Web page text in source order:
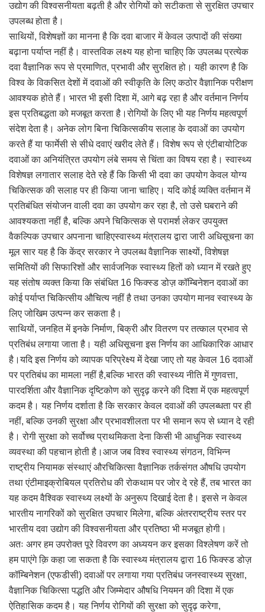
उद्योग की विश्वसनीयता बढ़ती है और रोगियों को सटीकता से सुरक्षित उपचार
उपलब्ध होता है।
साथियों, विशेषज्ञों का मानना है कि दवा बाजार में केवल उत्पादों की संख्या
बढ़ाना पर्याप्त नहीं है। वास्तविक लक्ष्य यह होना चाहिए कि उपलब्ध प्रत्येक
दवा वैज्ञानिक रूप से प्रमाणित, प्रभावी और सुरक्षित हो। यही कारण है कि
विश्व के विकसित देशों में दवाओं की स्वीकृति के लिए कठोर वैज्ञानिक परीक्षण
आवश्यक होते हैं। भारत भी इसी दिशा में, आगे बढ़ रहा है और वर्तमान निर्णय
इस प्रतिबद्धता को मजबूत करता है।रोगियों के लिए भी यह निर्णय महत्वपूर्ण
संदेश देता है। अनेक लोग बिना चिकित्सकीय सलाह के दवाओं का उपयोग
करते हैं या फार्मेसी से सीधे दवाएं खरीद लेते हैं। विशेष रूप से एंटीबायोटिक
दवाओं का अनियंत्रित उपयोग लंबे समय से चिंता का विषय रहा है। स्वास्थ्य
विशेषज्ञ लगातार सलाह देते रहे हैं कि किसी भी दवा का उपयोग केवल योग्य
चिकित्सक की सलाह पर ही किया जाना चाहिए। यदि कोई व्यक्ति वर्तमान में
प्रतिबंधित संयोजन वाली दवा का उपयोग कर रहा है, तो उसे घबराने की
आवश्यकता नहीं है, बल्कि अपने चिकित्सक से परामर्श लेकर उपयुक्त
वैकल्पिक उपचार अपनाना चाहिएस्वास्थ्य मंत्रालय द्वारा जारी अधिसूचना का
मूल सार यह है कि केंद्र सरकार ने उपलब्ध वैज्ञानिक साक्ष्यों, विशेषज्ञ
समितियों की सिफारिशों और सार्वजनिक स्वास्थ्य हितों को ध्यान में रखते हुए
यह संतोष व्यक्त किया कि संबंधित 16 फिक्स्ड डोज़ कॉम्बिनेशन दवाओं का
कोई पर्याप्त चिकित्सीय औचित्य नहीं है तथा उनका उपयोग मानव स्वास्थ्य के
लिए जोखिम उत्पन्न कर सकता है।
साथियों, जनहित में इनके निर्माण, बिक्री और वितरण पर तत्काल प्रभाव से
प्रतिबंध लगाया जाता है। यही अधिसूचना इस निर्णय का आधिकारिक आधार
है।यदि इस निर्णय को व्यापक परिप्रेक्ष्य में देखा जाए तो यह केवल 16 दवाओं
पर प्रतिबंध का मामला नहीं है,बल्कि भारत की स्वास्थ्य नीति में गुणवत्ता,
पारदर्शिता और वैज्ञानिक दृष्टिकोण को सुदृढ़ करने की दिशा में एक महत्वपूर्ण
कदम है। यह निर्णय दर्शाता है कि सरकार केवल दवाओं की उपलब्धता पर ही
नहीं, बल्कि उनकी सुरक्षा और प्रभावशीलता पर भी समान रूप से ध्यान दे रही
है। रोगी सुरक्षा को सर्वोच्च प्राथमिकता देना किसी भी आधुनिक स्वास्थ्य
व्यवस्था की पहचान होती है।आज जब विश्व स्वास्थ्य संगठन, विभिन्न
राष्ट्रीय नियामक संस्थाएं औरचिकित्सा वैज्ञानिक तर्कसंगत औषधि उपयोग
तथा एंटीमाइक्रोबियल प्रतिरोध की रोकथाम पर जोर दे रहे हैं, तब भारत का
यह कदम वैश्विक स्वास्थ्य लक्ष्यों के अनुरूप दिखाई देता है। इससे न केवल
भारतीय नागरिकों को सुरक्षित उपचार मिलेगा, बल्कि अंतरराष्ट्रीय स्तर पर
भारतीय दवा उद्योग की विश्वसनीयता और प्रतिष्ठा भी मजबूत होगी।
अतः अगर हम उपरोक्त पूरे विवरण का अध्ययन कर इसका विश्लेषण करें तो
हम पाएंगे क़ि कहा जा सकता है कि स्वास्थ्य मंत्रालय द्वारा 16 फिक्स्ड डोज़
कॉम्बिनेशन (एफडीसी) दवाओं पर लगाया गया प्रतिबंध जनस्वास्थ्य सुरक्षा,
वैज्ञानिक चिकित्सा पद्धति और जिम्मेदार औषधि नियमन की दिशा में एक
ऐतिहासिक कदम है। यह निर्णय रोगियों की सुरक्षा को सुदृढ़ करेगा,